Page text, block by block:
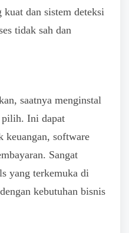
dan sistem deteksi
tidak sah dan
saatnya menginstal
pilih. Ini dapat
keuangan, software
Sangat
yang terkemuka di
kebutuhan bisnis